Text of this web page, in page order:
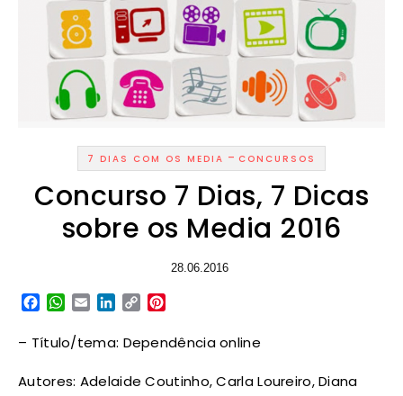
7 DIAS COM OS MEDIA - CONCURSOS
Concurso 7 Dias, 7 Dicas
sobre os Media 2016
28.06.2016
Facebook
WhatsApp
EmailLinkedIn
Copy
– Título/tema: Dependência online
Autores: Adelaide Coutinho, Carla Loureiro, Diana